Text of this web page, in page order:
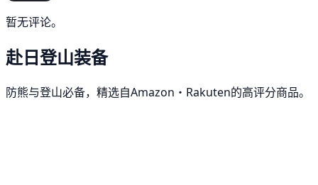
暂无评论。
赴日登山装备
防熊与登山必备，精选自Amazon・Rakuten的高评分商品。